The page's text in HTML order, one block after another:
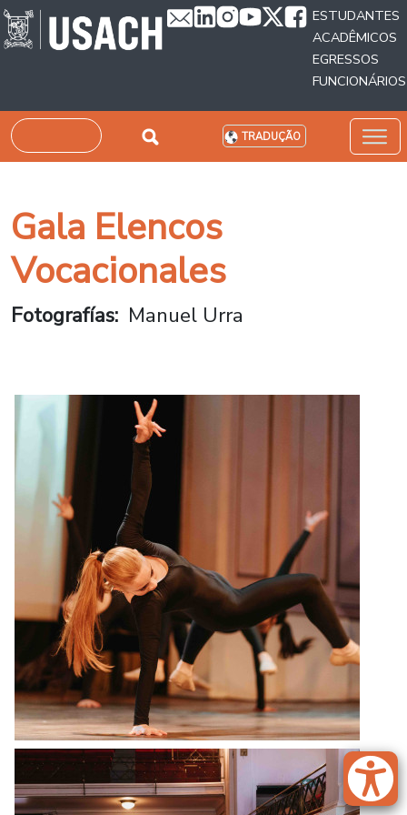
Passar para o conteúdo principal
ESTUDANTES
ACADÊMICOS
EGRESSOS
FUNCIONÁRIOS
Pesquisar TRADUÇÃO
Gala Elencos
Vocacionales
Fotografías Manuel Urra